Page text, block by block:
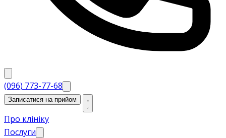
(096) 773-77-68
Записатися на прийом
Про клініку
Послуги